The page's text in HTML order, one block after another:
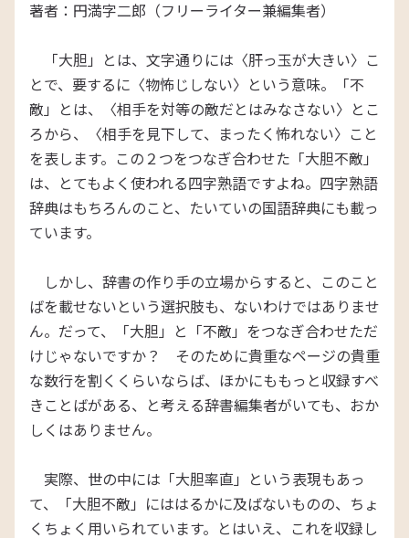
著者：円満字二郎（フリーライター兼編集者）
「大胆」とは、文字通りには〈肝っ玉が大きい〉こ
とで、要するに〈物怖じしない〉という意味。「不
敵」とは、〈相手を対等の敵だとはみなさない〉とこ
ろから、〈相手を見下して、まったく怖れない〉こと
を表します。この２つをつなぎ合わせた「大胆不敵」
は、とてもよく使われる四字熟語ですよね。四字熟語
辞典はもちろんのこと、たいていの国語辞典にも載っ
ています。
しかし、辞書の作り手の立場からすると、このこと
ばを載せないという選択肢も、ないわけではありませ
ん。だって、「大胆」と「不敵」をつなぎ合わせただ
けじゃないですか？ そのために貴重なページの貴重
な数行を割くくらいならば、ほかにももっと収録すべ
きことばがある、と考える辞書編集者がいても、おか
しくはありません。
実際、世の中には「大胆率直」という表現もあっ
て、「大胆不敵」にははるかに及ばないものの、ちょ
くちょく用いられています。とはいえ、これを収録し